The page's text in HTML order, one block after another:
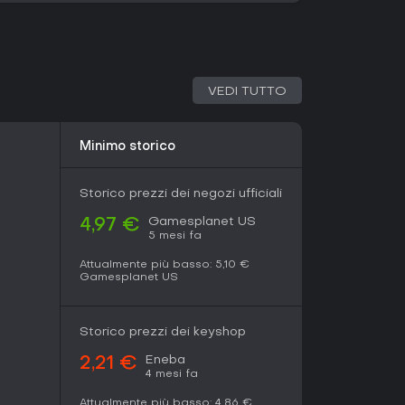
alla grande su hardware moderno senza
player completa. Se ami gameplay precisi
VEDI TUTTO
Minimo storico
Storico prezzi dei negozi ufficiali
4,97 € Gamesplanet US
5 mesi fa
Attualmente più basso: 5,10 €
Gamesplanet US
Storico prezzi dei keyshop
2,21 € Eneba
4 mesi fa